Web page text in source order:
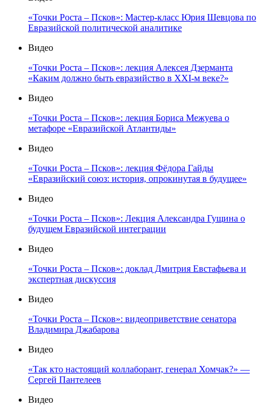
«Точки Роста – Псков»: Мастер-класс Юрия Шевцова по
Евразийской политической аналитике
Видео
«Точки Роста – Псков»: лекция Алексея Дзерманта
«Каким должно быть евразийство в XXI-м веке?»
Видео
«Точки Роста – Псков»: лекция Бориса Межуева о
метафоре «Евразийской Атлантиды»
Видео
«Точки Роста – Псков»: лекция Фёдора Гайды
«Евразийский союз: история, опрокинутая в будущее»
Видео
«Точки Роста – Псков»: Лекция Александра Гущина о
будущем Евразийской интеграции
Видео
«Точки Роста – Псков»: доклад Дмитрия Евстафьева и
экспертная дискуссия
Видео
«Точки Роста – Псков»: видеоприветствие сенатора
Владимира Джабарова
Видео
«Так кто настоящий коллаборант, генерал Хомчак?» —
Сергей Пантелеев
Видео